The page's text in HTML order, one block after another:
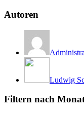
Autoren
Ludwig
Filtern nach